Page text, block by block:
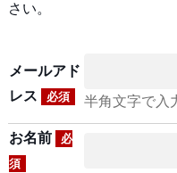
さい。
メールアド
レス
必須 半角文字で入
お名前
必
須